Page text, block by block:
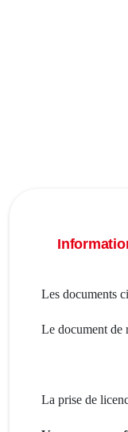
Les documents
Le document de
La prise de